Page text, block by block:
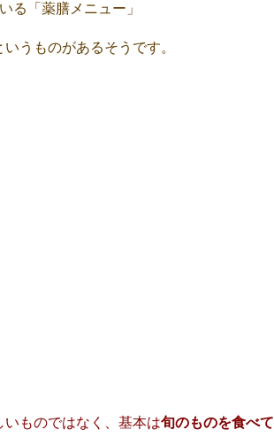
る「薬膳メニュー」
うものがあるそうです。
いものではなく、基本は旬のものを食べて